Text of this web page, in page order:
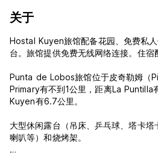
关于
Hostal Kuyen旅馆配备花园、免费私
台。旅馆提供免费无线网络连接。住宿
Punta de Lobos旅馆位于皮奇勒姆（
Primary有不到1公里，距离La Puntilla
Kuyen有6.7公里。
大型休闲露台（吊床、乒乓球、塔卡塔
喇叭等）和烧烤架。